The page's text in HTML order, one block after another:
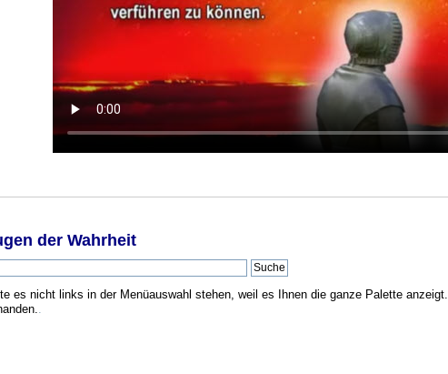
der Wahrheit
es nicht links in der Menüauswahl stehen, weil es Ihnen die ganze Palette anzeigt.
.